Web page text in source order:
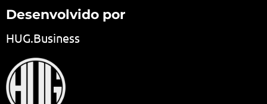
Desenvolvido por
HUG.Business